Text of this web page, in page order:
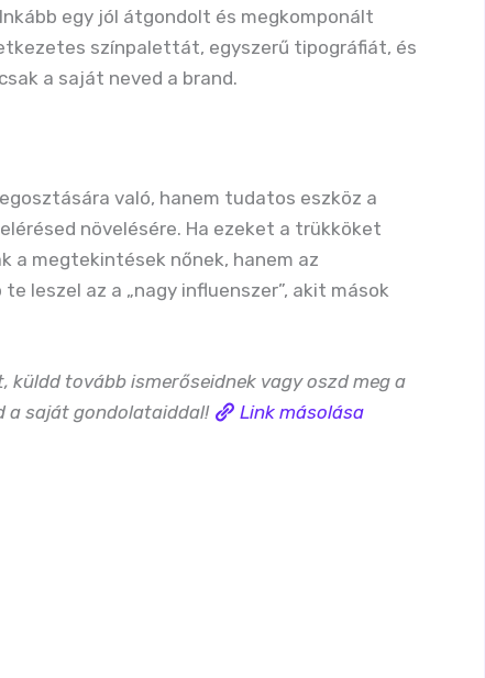
egy jól átgondolt és megkomponált
színpalettát, egyszerű tipográfiát, és
a saját neved a brand.
való, hanem tudatos eszköz a
növelésére. Ha ezeket a trükköket
a megtekintések nőnek, hanem az
leszel az a „nagy influenszer”, akit mások
tovább ismerőseidnek vagy oszd meg a
a saját gondolataiddal!
Link másolása